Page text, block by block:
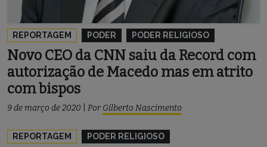
REPORTAGEM PODER PODER RELIGIOSO
Novo CEO da CNN saiu da Record com
autorização de Macedo mas em atrito
com bispos
9 de março de 2020 Por Gilberto Nascimento
REPORTAGEM PODER RELIGIOSO